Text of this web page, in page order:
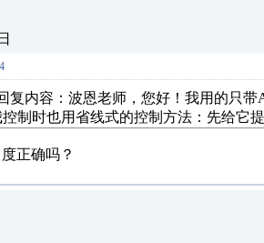
回复内容：波恩老师，您好！我用的只
制时也用省线式的控制方法：先给它
正确吗？